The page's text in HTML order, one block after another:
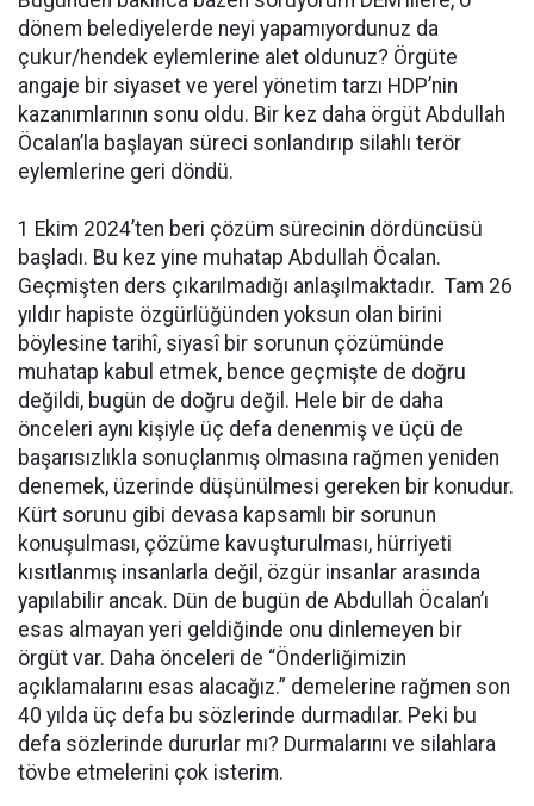
dönem belediyelerde neyi yapamıyordunuz da
çukur/hendek eylemlerine alet oldunuz? Örgüte
angaje bir siyaset ve yerel yönetim tarzı HDP’nin
kazanımlarının sonu oldu. Bir kez daha örgüt Abdullah
Öcalan’la başlayan süreci sonlandırıp silahlı terör
eylemlerine geri döndü.
1 Ekim 2024’ten beri çözüm sürecinin dördüncüsü
başladı. Bu kez yine muhatap Abdullah Öcalan.
Geçmişten ders çıkarılmadığı anlaşılmaktadır. Tam 26
yıldır hapiste özgürlüğünden yoksun olan birini
böylesine tarihî, siyasî bir sorunun çözümünde
muhatap kabul etmek, bence geçmişte de doğru
değildi, bugün de doğru değil. Hele bir de daha
önceleri aynı kişiyle üç defa denenmiş ve üçü de
başarısızlıkla sonuçlanmış olmasına rağmen yeniden
denemek, üzerinde düşünülmesi gereken bir konudur.
Kürt sorunu gibi devasa kapsamlı bir sorunun
konuşulması, çözüme kavuşturulması, hürriyeti
kısıtlanmış insanlarla değil, özgür insanlar arasında
yapılabilir ancak. Dün de bugün de Abdullah Öcalan’ı
esas almayan yeri geldiğinde onu dinlemeyen bir
örgüt var. Daha önceleri de “Önderliğimizin
açıklamalarını esas alacağız.” demelerine rağmen son
40 yılda üç defa bu sözlerinde durmadılar. Peki bu
defa sözlerinde dururlar mı? Durmalarını ve silahlara
tövbe etmelerini çok isterim.